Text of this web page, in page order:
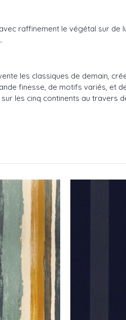
raffinement le végétal sur de
les classiques de demain,
finesse, de motifs variés, et
les cinq continents au travers